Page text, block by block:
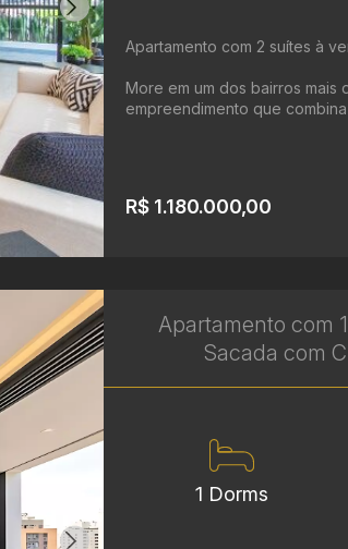
Apartamento com 2 suítes à
More em um dos bairros
empreendimento que
R$ 1.180.000,00
Apartamento com
Sacada com
1 Dorms